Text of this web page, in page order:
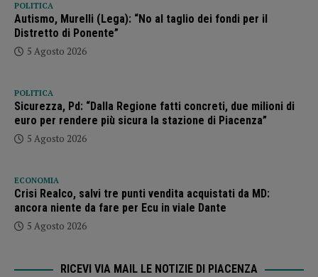
POLITICA
Autismo, Murelli (Lega): “No al taglio dei fondi per il
Distretto di Ponente”
5 Agosto 2026
POLITICA
Sicurezza, Pd: “Dalla Regione fatti concreti, due milioni di
euro per rendere più sicura la stazione di Piacenza”
5 Agosto 2026
ECONOMIA
Crisi Realco, salvi tre punti vendita acquistati da MD:
ancora niente da fare per Ecu in viale Dante
5 Agosto 2026
RICEVI VIA MAIL LE NOTIZIE DI PIACENZA